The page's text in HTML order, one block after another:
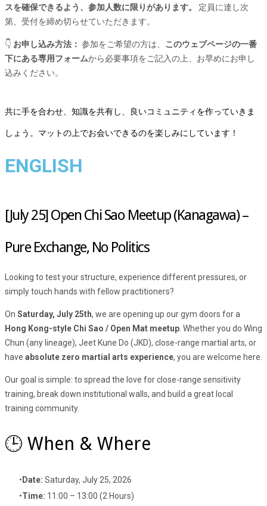
スを確保できるよう、参加人数に限りがあります。
定員に達し次
第、受付を締め切らせていただきます。
👇 お申し込み方法： 参加をご希望の方は、 このウェブページの一番
下にある専用フォームから必要事項をご記入の上、お早めにお申し
込みください。
共に手を合わせ、知識を共有し、良いコミュニティを作っていきま
しょう。マットの上でお会いできるのを楽しみにしています！
ENGLISH
[July 25] Open Chi Sao Meetup (Kanagawa) –
Pure Exchange, No Politics
Looking to test your structure, experience different pressures, or
simply touch hands with fellow practitioners?
On Saturday, July 25th, we are opening up our gym doors for a
Hong Kong-style Chi Sao / Open Mat meetup. Whether you do Wing
Chun (any lineage), Jeet Kune Do (JKD), close-range martial arts, or
have absolute zero martial arts experience, you are welcome here.
Our goal is simple: to spread the love for close-range sensitivity
training, break down institutional walls, and build a great local
training community.
🕒 When & Where
Date: Saturday, July 25, 2026
Time: 11:00 – 13:00 (2 Hours)